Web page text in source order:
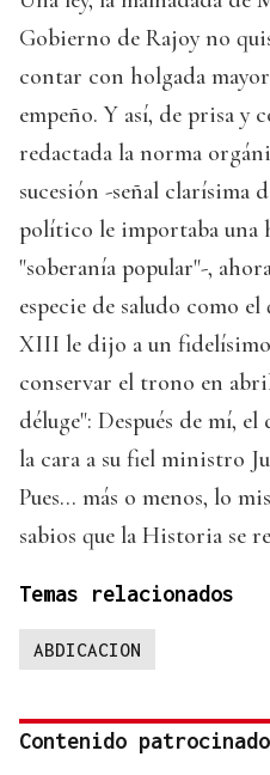
Gobierno de Rajoy no
contar con holgada
empeño. Y así, de prisa y
redactada la norma
sucesión -señal clarísima
político le importaba una
"soberanía popular"-,
especie de saludo como
XIII le dijo a un
conservar el trono en
déluge": Después de mí,
la cara a su fiel ministro
Pues... más o menos, lo
sabios que la Historia se
Temas relacionados
ABDICACION
Contenido patrocinado